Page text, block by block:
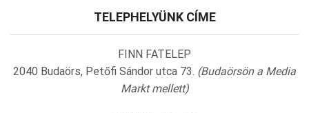
TELEPHELYÜNK CÍME
FINN FATELEP
2040 Budaörs, Petőfi Sándor utca 73. (Budaörsön a Media
Markt mellett)